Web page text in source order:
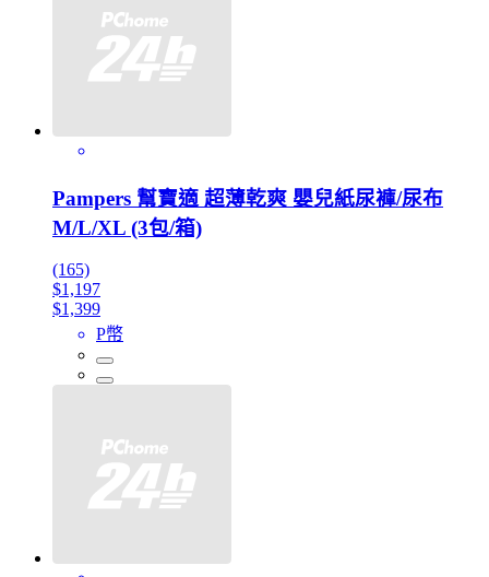
Pampers 幫寶適 超薄乾爽 嬰兒紙尿褲/尿布
M/L/XL (3包/箱)
(165)
$1,197
$1,399
P幣